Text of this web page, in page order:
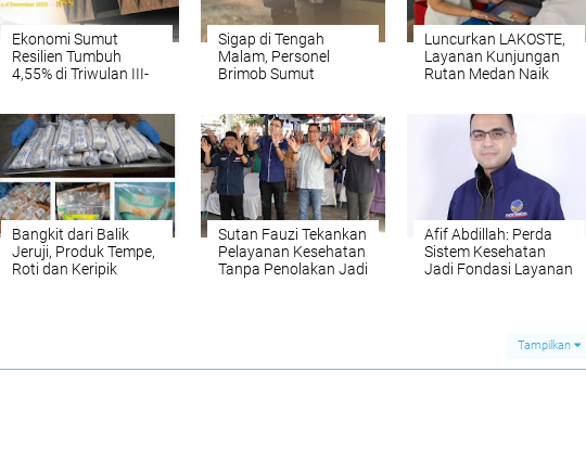
Ekonomi Sumut
Resilien Tumbuh
4,55% di Triwulan III-
Penurunan
Kemiskinan dan
Pengangguran
Sigap di Tengah
Malam, Personel
Brimob Sumut
Depan Mako
Luncurkan LAKOSTE,
Layanan Kunjungan
Rutan Medan Naik
Bangkit dari Balik
Jeruji, Produk Tempe,
Roti dan Keripik
Sutan Fauzi Tekankan
Pelayanan Kesehatan
Tanpa Penolakan Jadi
Afif Abdillah: Perda
Sistem Kesehatan
Jadi Fondasi Layanan
Tampilkan